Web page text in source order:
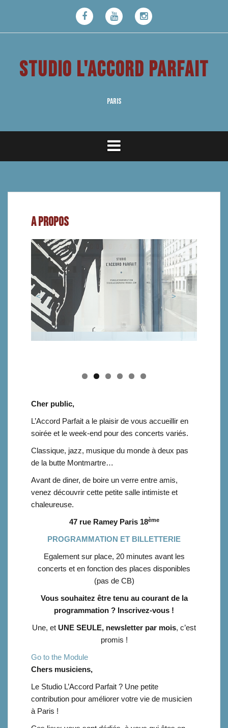
STUDIO L'ACCORD PARFAIT
PARIS
A PROPOS
< >
Cher public,
L’Accord Parfait a le plaisir de vous accueillir en
soirée et le week-end pour des concerts variés.
Classique, jazz, musique du monde à deux pas
de la butte Montmartre…
Avant de diner, de boire un verre entre amis,
venez découvrir cette petite salle intimiste et
chaleureuse.
47 rue Ramey Paris 18ème
PROGRAMMATION ET BILLETTERIE
Egalement sur place, 20 minutes avant les
concerts et en fonction des places disponibles
(pas de CB)
Vous souhaitez être tenu au courant de la
programmation ? Inscrivez-vous !
Une, et UNE SEULE, newsletter par mois, c’est
promis !
Go to the Module
Chers musiciens,
Le Studio L’Accord Parfait ? Une petite
contribution pour améliorer votre vie de musicien
à Paris !